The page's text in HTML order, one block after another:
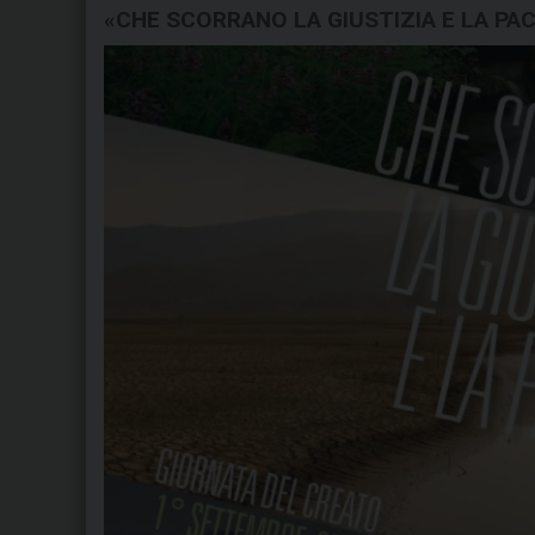
«CHE SCORRANO LA GIUSTIZIA E LA